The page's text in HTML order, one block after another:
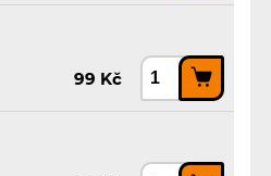
99 Kč